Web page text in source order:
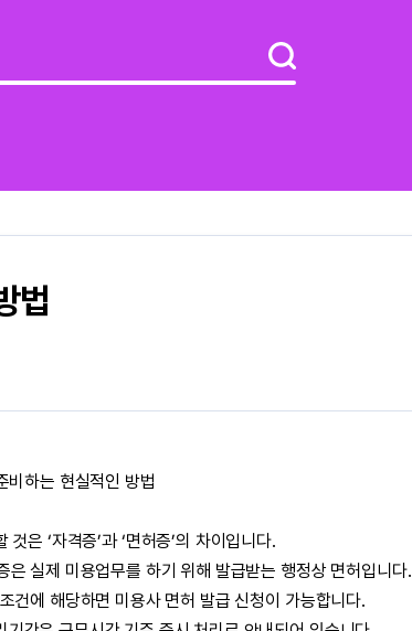
법
비하는 현실적인 방법
은 ‘자격증’과 ‘면허증’의 차이입니다.
실제 미용업무를 하기 위해 발급받는 행정상 면허입니다.
건에 해당하면 미용사 면허 발급 신청이 가능합니다.